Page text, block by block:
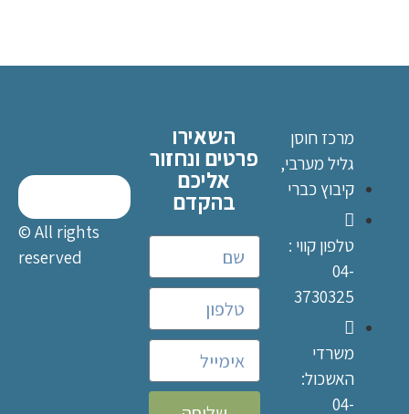
מרכז חוסן
גליל מערבי,
קיבוץ כברי
טלפון קווי :
04-
3730325
משרדי
האשכול:
04-
השאירו
פרטים ונחזור
אליכם
בהקדם
© All rights
reserved